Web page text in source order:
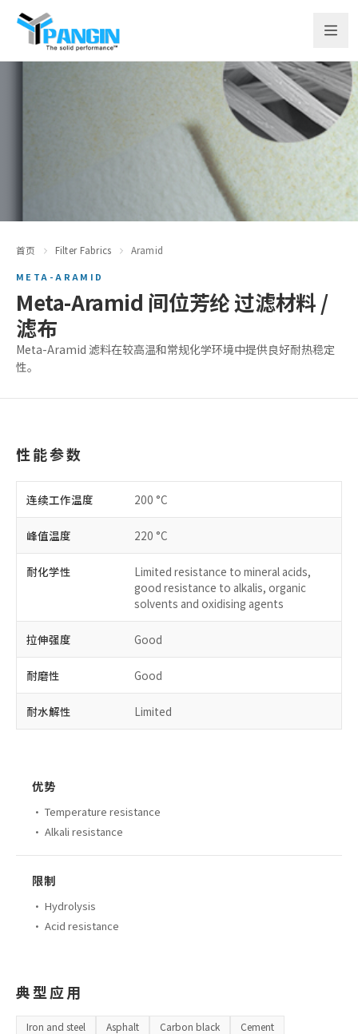
首页 Filter Fabrics Aramid
META-ARAMID
Meta-Aramid 间位芳纶 过滤材料 /
滤布
Meta-Aramid 滤料在较高温和常规化学环境中提供良好耐热稳定
性。
性能参数
连续工作温度 200 °C
峰值温度 220 °C
耐化学性
Limited resistance to mineral acids,
good resistance to alkalis, organic
solvents and oxidising agents
拉伸强度 Good
耐磨性 Good
耐水解性 Limited
优势
· Temperature resistance
· Alkali resistance
限制
· Hydrolysis
· Acid resistance
典型应用
Iron and steel Asphalt Carbon black Cement